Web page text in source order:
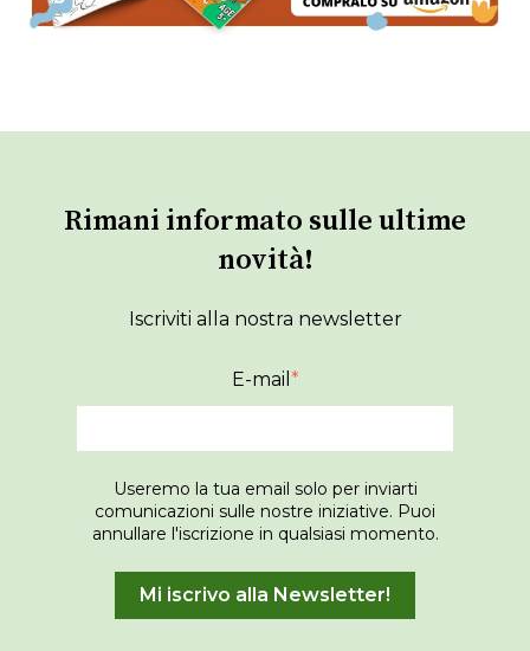
Rimani informato sulle ultime
novità!
Iscriviti alla nostra newsletter
E-mail *
Useremo la tua email solo per inviarti
comunicazioni sulle nostre iniziative. Puoi
annullare l'iscrizione in qualsiasi momento.